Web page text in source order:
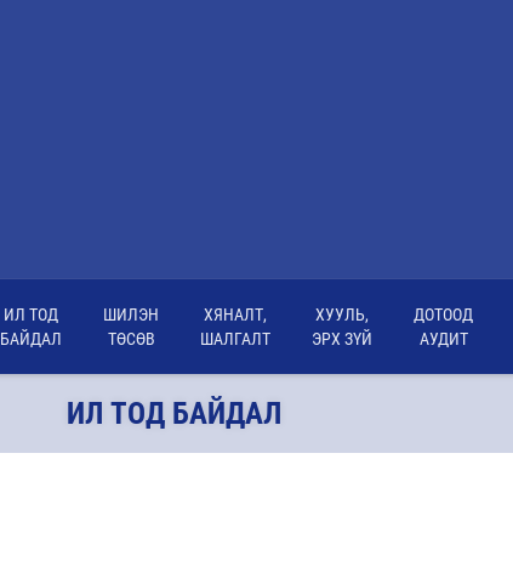
ИЛ ТОД
БАЙДАЛ
ШИЛЭН
ТӨСӨВ
ХЯНАЛТ,
ШАЛГАЛТ
ХУУЛЬ,
ЭРХ ЗҮЙ
ДОТООД
АУДИТ
ИЛ ТОД БАЙДАЛ